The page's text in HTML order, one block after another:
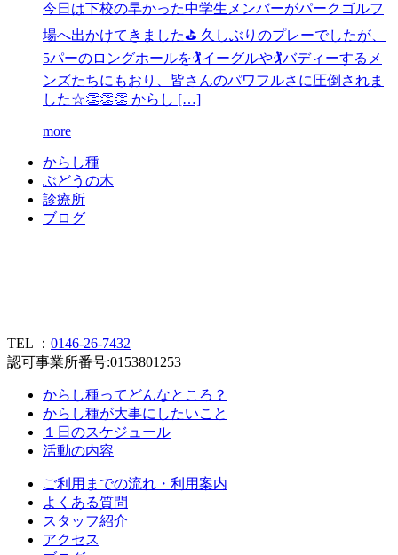
今日は下校の早かった中学生メンバーがパークゴルフ
場へ出かけてきました⛳ 久しぶりのプレーでしたが、
5パーのロングホールを🏌️イーグルや🏌️バディーするメ
ンズたちにもおり、皆さんのパワフルさに圧倒されま
した☆👏👏👏 からし […]
more
から し種
ぶどう の木
診療所
ブロ グ
TEL ： 0146-26-7432
認可事業所番号:0153801253
からし種ってどんなところ？
からし種が大事にしたいこと
１日のスケジュール
活動の内容
ご利用までの流れ・利用案内
よくある質問
スタッフ紹介
アクセス